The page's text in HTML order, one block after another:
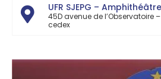
UFR SJEPG –
45D avenue de l’Observatoire
cedex